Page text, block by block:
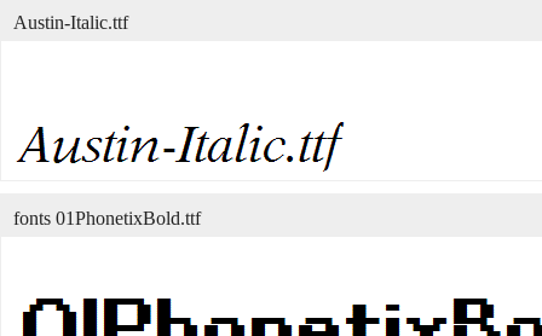
Austin-Italic.ttf
fonts 01PhonetixBold.ttf